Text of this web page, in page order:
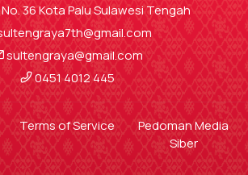
36 Kota Palu Sulawesi Tengah
sultengraya@gmail.com
0451 4012 445
Terms of Service
Pedoman Media
Siber